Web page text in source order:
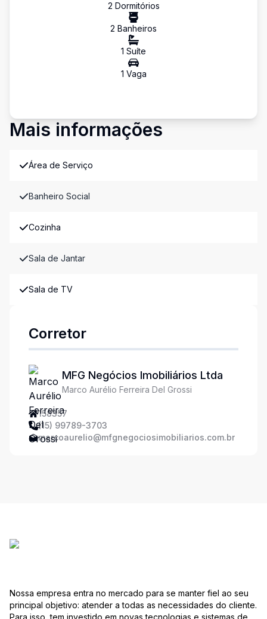
2 Dormitórios
2 Banheiros
1 Suíte
1 Vaga
Mais informações
Área de Serviço
Banheiro Social
Cozinha
Sala de Jantar
Sala de TV
Corretor
MFG Negócios Imobiliários Ltda
Marco Aurélio Ferreira Del Grossi
158357
(15) 99789-3703
marcoaurelio@mfgnegociosimobiliarios.com.br
Nossa empresa entra no mercado para se manter fiel ao seu
principal objetivo: atender a todas as necessidades do cliente.
Para isso, tem investido em novas tecnologias e sistemas de